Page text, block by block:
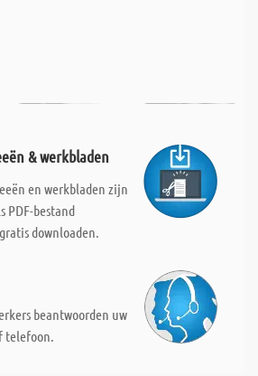
& werkbladen
en werkbladen zijn
PDF-bestand
downloaden.
beantwoorden uw
telefoon.